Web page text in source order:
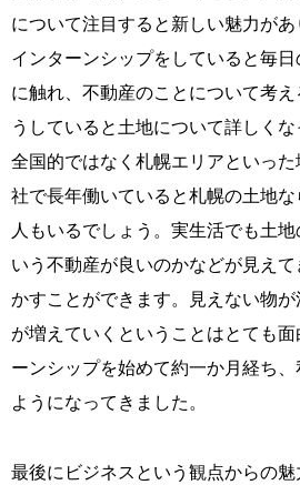
について注目すると新しい魅力があ
インターンシップをしていると毎
に触れ、不動産のことについて考
うしていると土地について詳しくな
全国的ではなく札幌エリアといっ
社で長年働いていると札幌の土地
人もいるでしょう。実生活でも土
いう不動産が良いのかなどが見え
かすことができます。見えない物
が増えていくということはとても
ーンシップを始めて約一か月経ち
ようになってきました。
最後にビジネスという観点からの魅